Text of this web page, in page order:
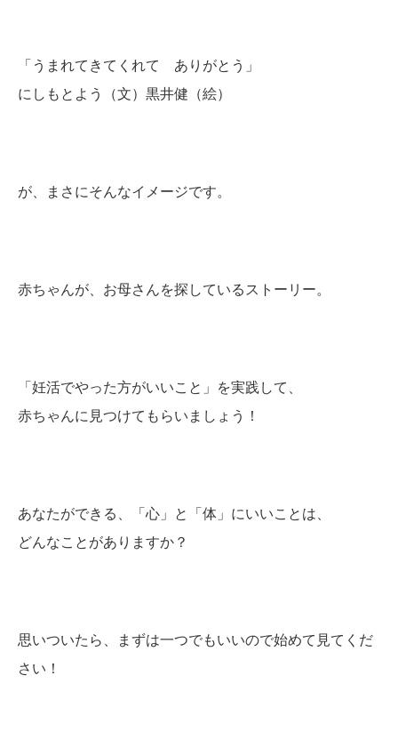
「うまれてきてくれて ありがとう」
にしもとよう（文）黒井健（絵）
が、まさにそんなイメージです。
赤ちゃんが、お母さんを探しているストーリー。
「妊活でやった方がいいこと」を実践して、
赤ちゃんに見つけてもらいましょう！
あなたができる、「心」と「体」にいいことは、
どんなことがありますか？
思いついたら、まずは一つでもいいので始めて見てくだ
さい！